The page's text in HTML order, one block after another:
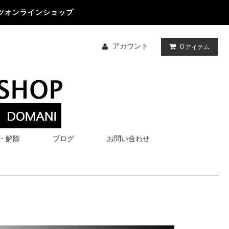
オンラインショップ
アカウント 0 アイテム
解除 ブログ お問い合わせ